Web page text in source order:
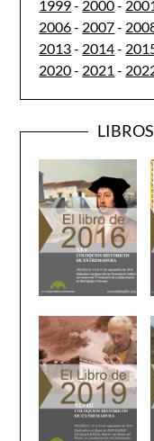
1999- 2000-
2006- 2007-
2013- 2014-
2020- 2021 -